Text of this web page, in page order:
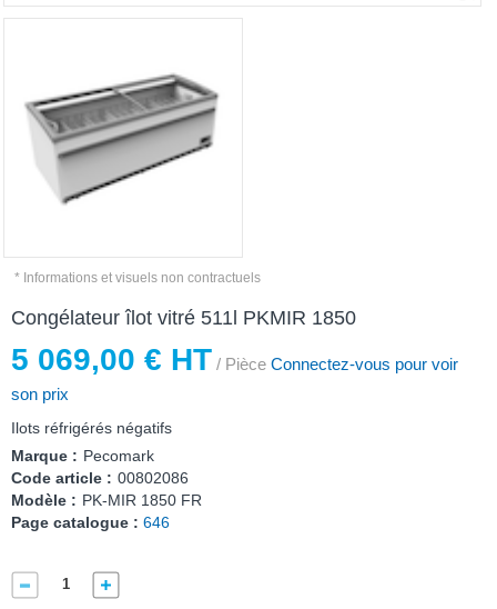
* Informations et visuels non contractuels
Congélateur îlot vitré 511l PKMIR 1850
5 069,00 € HT / Pièce Connectez-vous pour voir
son prix
Ilots réfrigérés négatifs
Marque : Pecomark
Code article : 00802086
Modèle : PK-MIR 1850 FR
Page catalogue : 646